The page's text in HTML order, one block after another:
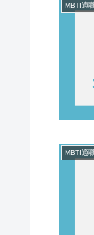
MBTI適
MBTI適